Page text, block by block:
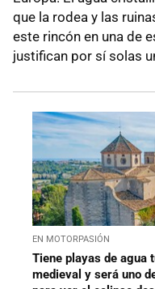
que la rodea y las
este rincón en una de
justifican por sí solas
EN MOTORPASIÓN
Tiene playas de agua
medieval y será uno